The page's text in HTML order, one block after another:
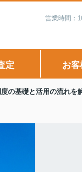
営業時間：
定 お
の基礎と活用の流れを